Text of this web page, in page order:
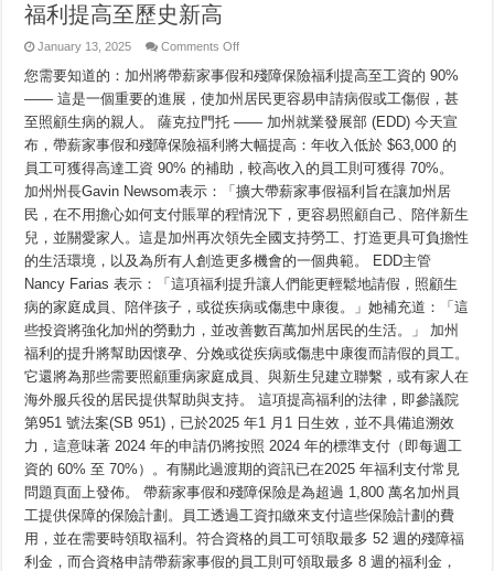
福利提高至歷史新高
January 13, 2025 Comments Offon
州
將
於
2025
年
新
申
請
的
帶
薪
家
事
假
和
殘
障
福
利
提
高
至
歷
史
新
高
您需要知道的：加州將帶薪家事假和殘障保險福利提高至工資的 90%
—— 這是一個重要的進展，使加州居民更容易申請病假或工傷假，甚
至照顧生病的親人。 薩克拉門托 —— 加州就業發展部 (EDD) 今天宣
布，帶薪家事假和殘障保險福利將大幅提高：年收入低於 $63,000 的
員工可獲得高達工資 90% 的補助，較高收入的員工則可獲得 70%。
加州州長Gavin Newsom表示：「擴大帶薪家事假福利旨在讓加州居
民，在不用擔心如何支付賬單的程情況下，更容易照顧自己、陪伴新生
兒，並關愛家人。這是加州再次領先全國支持勞工、打造更具可負擔性
的生活環境，以及為所有人創造更多機會的一個典範。 EDD主管
Nancy Farias 表示：「這項福利提升讓人們能更輕鬆地請假，照顧生
病的家庭成員、陪伴孩子，或從疾病或傷患中康復。」她補充道：「這
些投資將強化加州的勞動力，並改善數百萬加州居民的生活。」 加州
福利的提升將幫助因懷孕、分娩或從疾病或傷患中康復而請假的員工。
它還將為那些需要照顧重病家庭成員、與新生兒建立聯繫，或有家人在
海外服兵役的居民提供幫助與支持。 這項提高福利的法律，即參議院
第951 號法案(SB 951)，已於2025 年1 月1 日生效，並不具備追溯效
力，這意味著 2024 年的申請仍將按照 2024 年的標準支付（即每週工
資的 60% 至 70%）。有關此過渡期的資訊已在2025 年福利支付常見
問題頁面上發佈。 帶薪家事假和殘障保險是為超過 1,800 萬名加州員
工提供保障的保險計劃。員工透過工資扣繳來支付這些保險計劃的費
用，並在需要時領取福利。符合資格的員工可領取最多 52 週的殘障福
利金，而合資格申請帶薪家事假的員工則可領取最多 8 週的福利金，